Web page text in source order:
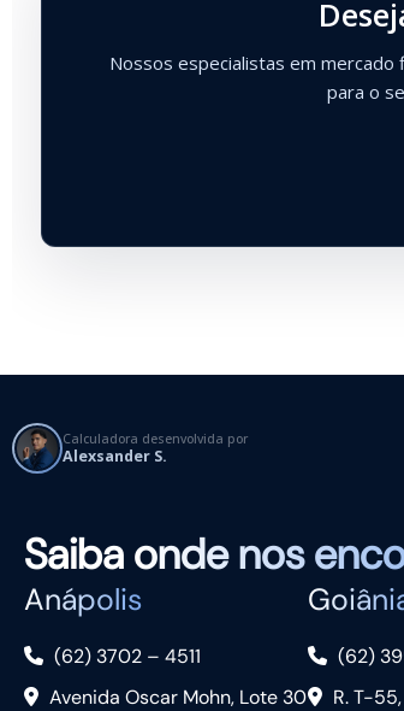
Nossos especialistas em
para o
Calculadora desenvolvida por
Alexsander S.
Saibaonde nos
Anápolis
(62) 3702 – 4511
Avenida Oscar Mohn, Lote 30
(62)
R. T-